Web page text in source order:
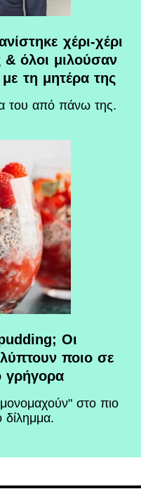
χέρι-χέρι
όλοι μιλούσαν
τη μητέρα της
του από πάνω της.
Οι
ποιο σε
γρήγορα
στο πιο
δίλημμα.